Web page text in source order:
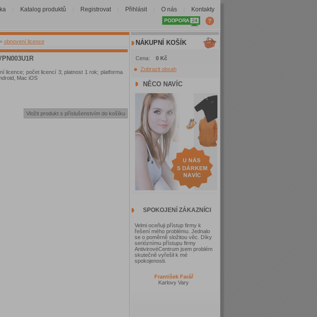
Katalog produktů Registrovat Přihlásit O nás Kontakty
» obnovení licence
licence; počet licencí 3; platnost 1 rok; platforma
Mac iOS
NÁKUPNÍ KOŠÍK
Cena: 0 Kč
Zobrazit obsah
NĚCO NAVÍC
SPOKOJENÍ ZÁKAZNÍCI
Velmi oceňuji přístup firmy k
řešení mého problému. Jednalo
se o poměrně složitou věc. Díky
serióznímu přístupu firmy
AntivirovéCentrum jsem problém
skutečně vyřešil k mé
spokojenosti.
František Farář
Karlovy Vary